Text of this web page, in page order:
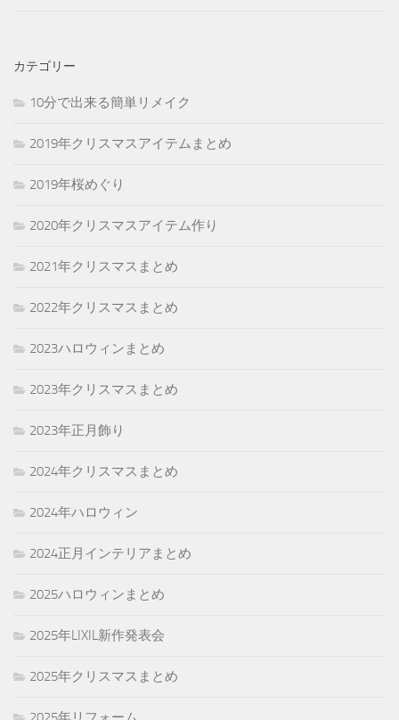
カテゴリー
10分で出来る簡単リメイク
2019年クリスマスアイテムまとめ
2019年桜めぐり
2020年クリスマスアイテム作り
2021年クリスマスまとめ
2022年クリスマスまとめ
2023ハロウィンまとめ
2023年クリスマスまとめ
2023年正月飾り
2024年クリスマスまとめ
2024年ハロウィン
2024正月インテリアまとめ
2025ハロウィンまとめ
2025年LIXIL新作発表会
2025年クリスマスまとめ